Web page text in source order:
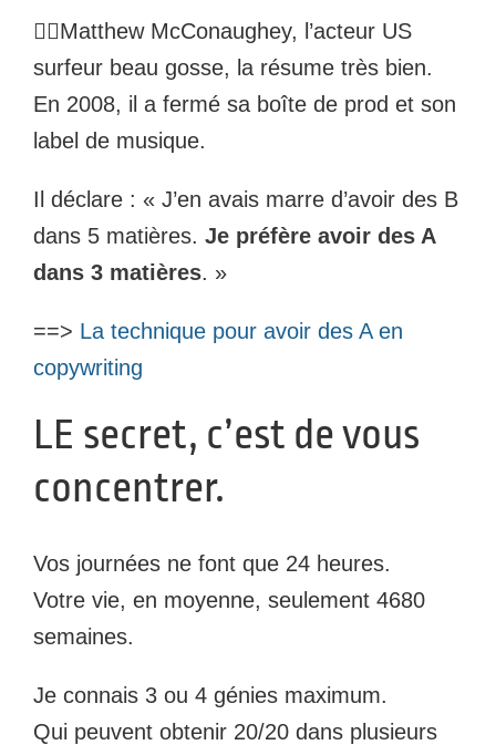
🏄‍♂️Matthew McConaughey, l’acteur US
surfeur beau gosse, la résume très bien.
En 2008, il a fermé sa boîte de prod et son
label de musique.
Il déclare : « J’en avais marre d’avoir des B
dans 5 matières. Je préfère avoir des A
dans 3 matières. »
==> La technique pour avoir des A en
copywriting
LE secret, c’est de vous
concentrer.
Vos journées ne font que 24 heures.
Votre vie, en moyenne, seulement 4680
semaines.
Je connais 3 ou 4 génies maximum.
Qui peuvent obtenir 20/20 dans plusieurs